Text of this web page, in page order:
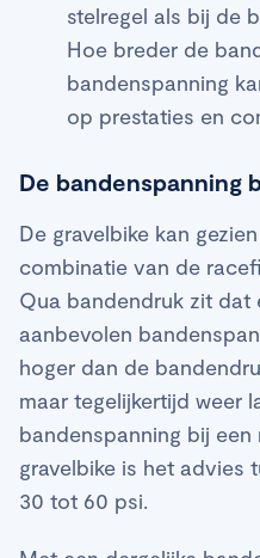
stelregel als bij de
Hoe breder de
bandenspanning
op prestaties en
De bandenspanning
De gravelbike kan
combinatie van de
Qua bandendruk zit dat
aanbevolen
hoger dan de
maar tegelijkertijd weer
bandenspanning bij
gravelbike is het advies
30 tot 60 psi.